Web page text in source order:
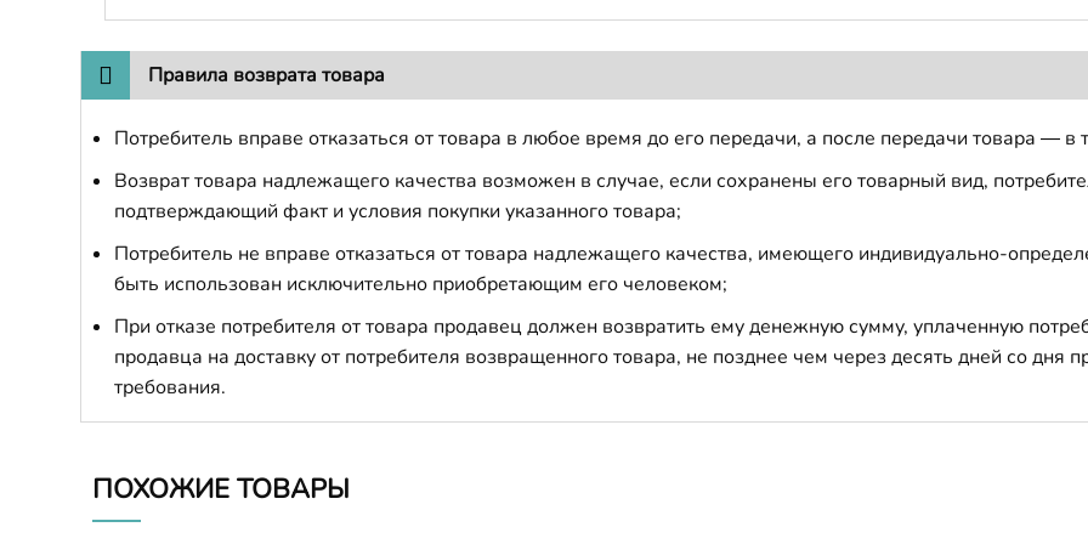
Правила возврата товара
Потребитель вправе отказаться от товара в любое время до его передачи, а после передачи товара — в
Возврат товара надлежащего качества возможен в случае, если сохранены его товарный вид,
подтверждающий факт и условия покупки указанного товара;
Потребитель не вправе отказаться от товара надлежащего качества, имеющего индивидуально-
быть использован исключительно приобретающим его человеком;
При отказе потребителя от товара продавец должен возвратить ему денежную сумму, уплаченную
продавца на доставку от потребителя возвращенного товара, не позднее чем через десять дней со дня
требования.
ПОХОЖИЕ ТОВАРЫ